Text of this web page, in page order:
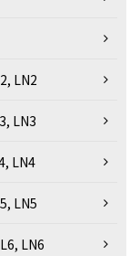
LN2
LN3
LN4
LN5
LN6